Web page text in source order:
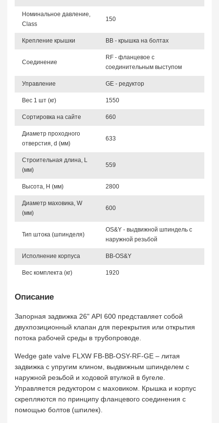
Номинальное давление,
Class
150
Крепление крышки BB - крышка на болтах
Соединение
RF - фланцевое с
соединительным выступом
Управление GE - редуктор
Вес 1 шт (кг) 1550
Сортировка на сайте 660
Диаметр проходного
отверстия, d (мм)
633
Строительная длина, L
(мм)
559
Высота, Н (мм) 2800
Диаметр маховика, W
(мм)
600
Тип штока (шпинделя)
OS&Y - выдвижной шпиндель с
наружной резьбой
Исполнение корпуса BB-OS&Y
Вес комплекта (кг) 1920
Описание
Запорная задвижка 26" API 600 представляет собой
двухпозиционный клапан для перекрытия или открытия
потока рабочей среды в трубопроводе.
Wedge gate valve FLXW FB-BB-OSY-RF-GE – литая
задвижка с упругим клином, выдвижным шпинделем с
наружной резьбой и ходовой втулкой в бугеле.
Управляется редуктором с маховиком. Крышка и корпус
скрепляются по принципу фланцевого соединения с
помощью болтов (шпилек).